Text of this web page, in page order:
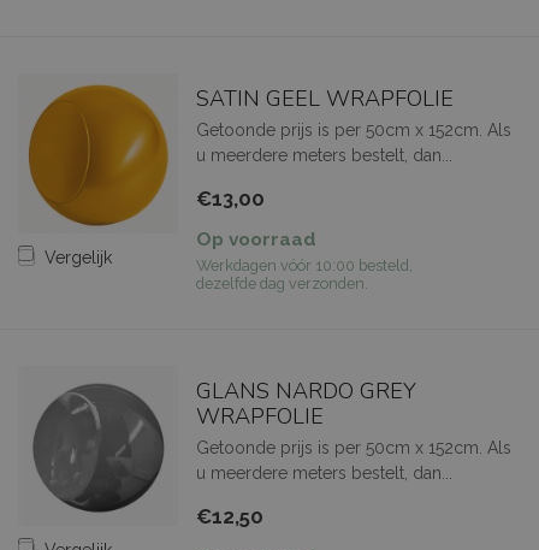
Vergelijk
SATIN GEEL WRAPFOLIE
Getoonde prijs is per 50cm x 152cm. Als
u meerdere meters bestelt, dan...
€13,00
Op voorraad
Werkdagen vóór 10:00 besteld,
dezelfde dag verzonden.
GLANS NARDO GREY
WRAPFOLIE
Getoonde prijs is per 50cm x 152cm. Als
u meerdere meters bestelt, dan...
€12,50